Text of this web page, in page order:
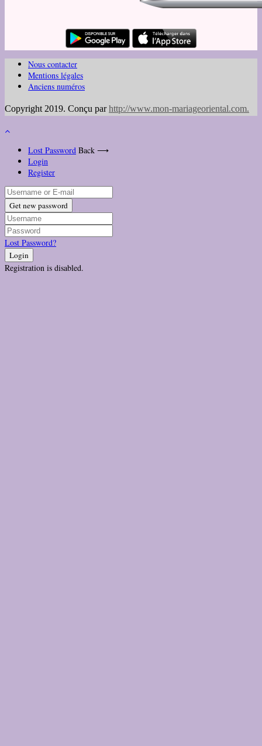
Nous contacter
Mentions légales
Anciens numéros
Copyright 2019. Conçu parhttp://www.mon-mariageoriental.com.
Lost Password Back ⟶
Login
Register
Get new password
Lost Password?
Login
Registration is disabled.